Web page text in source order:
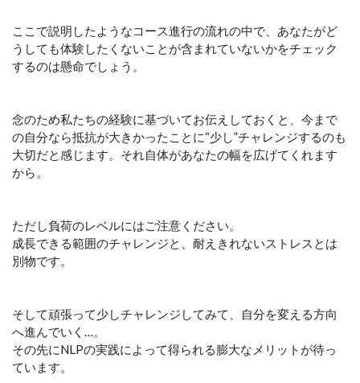
ここで説明したようなコース進行の流れの中で、あなたがど
うしても体験したくないことが含まれていないかをチェック
するのは懸命でしょう。
念のため私たちの経験に基づいてお伝えしておくと、今まで
の自分なら抵抗が大きかったことに“少し”チャレンジするのも
大切だと感じます。それ自体があなたの幅を広げてくれます
から。
ただし負荷のレベルにはご注意ください。
成長できる範囲のチャレンジと、耐えきれないストレスとは
別物です。
そして頑張って少しチャレンジしてみて、自分を変える方向
へ進んでいく…。
その先にNLPの実践によって得られる膨大なメリットが待っ
ています。